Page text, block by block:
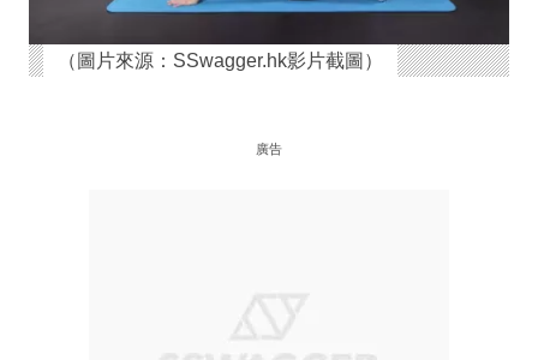
（圖片來源：SSwagger.hk影片截圖）
廣告